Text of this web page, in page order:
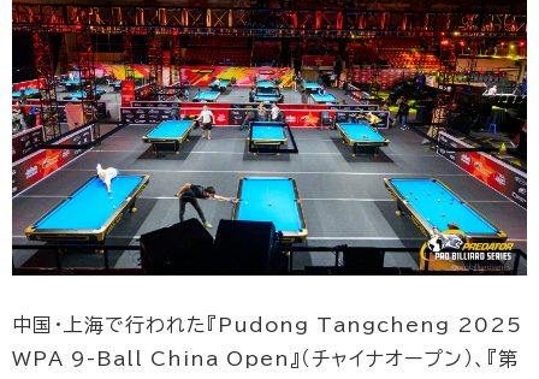
中国・上海で行われた『Pudong Tangcheng 2025
WPA 9-Ball China Open』（チャイナオープン）、『第